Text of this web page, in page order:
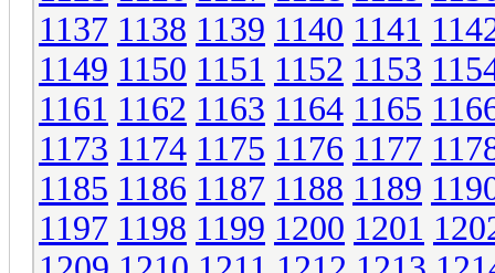
1137 1138 1139 1140 1141
1149 1150 1151 1152 1153
1161 1162 1163 1164 1165
1173 1174 1175 1176 1177
1185 1186 1187 1188 1189
1197 1198 1199 1200 1201